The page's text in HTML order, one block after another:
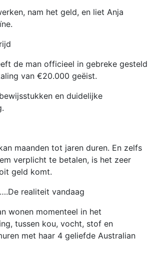
nam het geld, en liet Anja
de man officieel in gebreke gesteld
van €20.000 geëist.
en duidelijke
maanden tot jaren duren. En zelfs
verplicht te betalen, is het zeer
geld komt.
realiteit vandaag
wonen momenteel in het
tussen kou, vocht, stof en
met haar 4 geliefde Australian